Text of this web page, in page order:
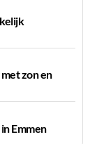
zon en
Emmen